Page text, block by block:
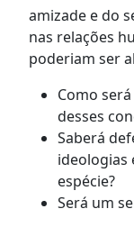
amizade e do
nas relações
poderiam ser
Como
desses
Saberá
ideologias
espécie?
Será um